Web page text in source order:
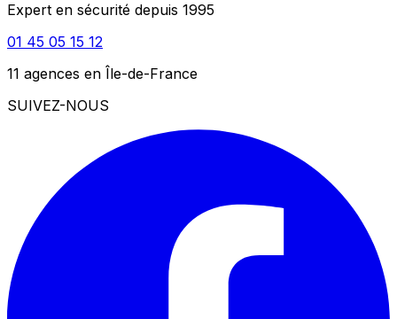
Expert en sécurité depuis 1995
01 45 05 15 12
11 agences en Île-de-France
SUIVEZ-NOUS